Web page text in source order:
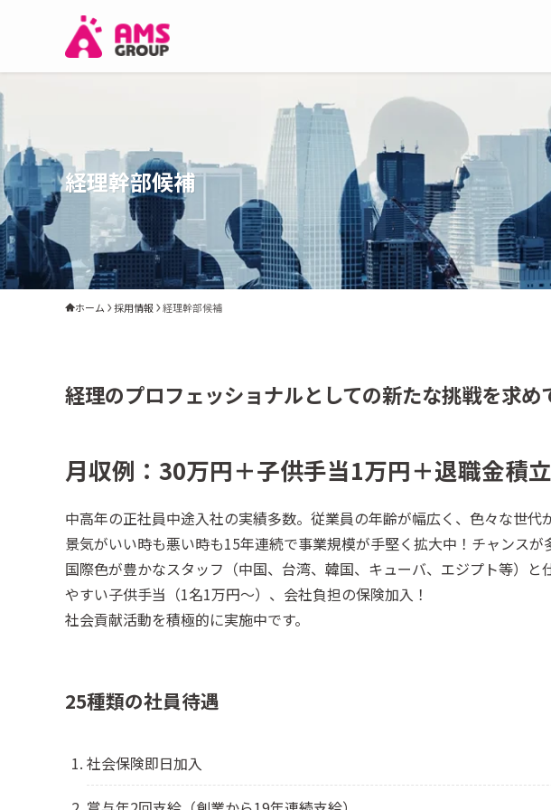
経理幹部候補
ホーム 採用情報 経理幹部候補
経理のプロフェッショナルとしての新たな挑戦を求め
月収例：30万円＋子供手当1万円＋退職金積
中高年の正社員中途入社の実績多数。従業員の年齢が幅広く、色々な世代
景気がいい時も悪い時も15年連続で事業規模が手堅く拡大中！チャンスが
国際色が豊かなスタッフ（中国、台湾、韓国、キューバ、エジプト等）
やすい子供手当（1名1万円～）、会社負担の保険加入！
社会貢献活動を積極的に実施中です。
25種類の社員待遇
社会保険即日加入